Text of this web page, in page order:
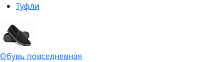
Туфли
Обувь повседневная